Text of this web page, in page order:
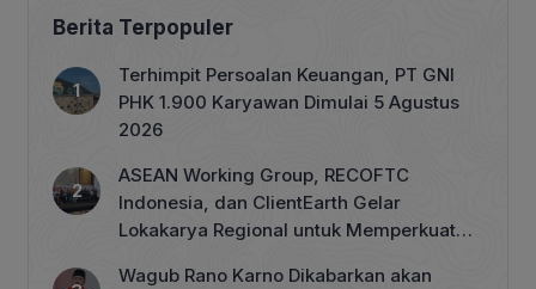
Berita Terpopuler
Terhimpit Persoalan Keuangan, PT GNI
PHK 1.900 Karyawan Dimulai 5 Agustus
2026
ASEAN Working Group, RECOFTC
Indonesia, dan ClientEarth Gelar
Lokakarya Regional untuk Memperkuat
Wagub Rano Karno Dikabarkan akan